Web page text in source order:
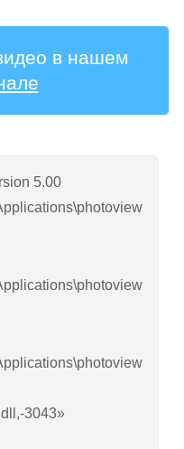
в нашем
5.00
3043»